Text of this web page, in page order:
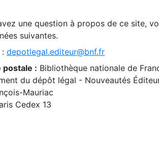
une question à propos de ce site,
suivantes.
: depotlegal.editeur@bnf.fr
postale : Bibliothèque nationale de
du dépôt légal - Nouveautés
Mauriac
Cedex 13